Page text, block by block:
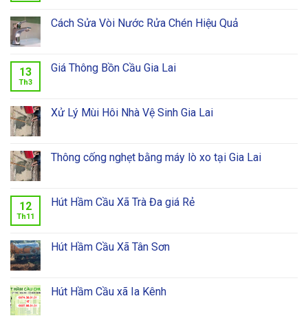
Cách Sửa Vòi Nước Rửa Chén Hiệu Quả
13
Th3
Giá Thông Bồn Cầu Gia Lai
Xử Lý Mùi Hôi Nhà Vệ Sinh Gia Lai
Thông cống nghẹt bằng máy lò xo tại Gia Lai
12
Th11
Hút Hầm Cầu Xã Trà Đa giá Rẻ
Hút Hầm Cầu Xã Tân Sơn
Hút Hầm Cầu xã Ia Kênh